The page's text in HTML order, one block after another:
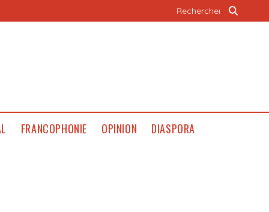
FRANCOPHONIE OPINION DIASPORA